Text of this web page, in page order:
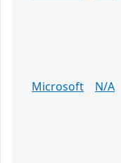
Microsoft
N/A